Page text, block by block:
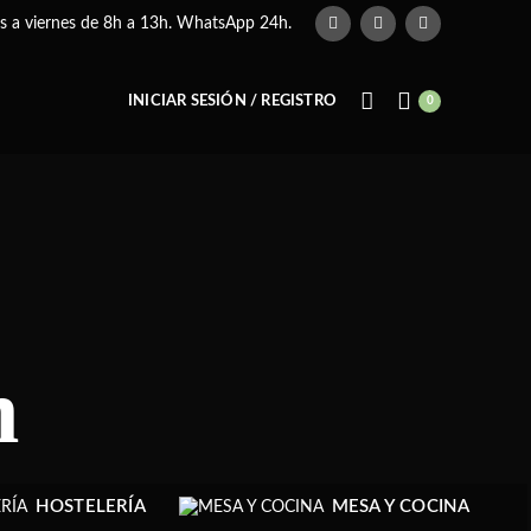
a viernes de 8h a 13h. WhatsApp 24h.
INICIAR SESIÓN / REGISTRO 0
HOSTELERÍA MESA Y COCINA